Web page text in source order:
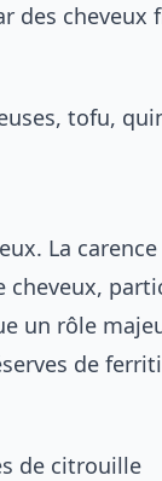
des cheveux
tofu,
La
cheveux,
un rôle
de
de citrouille